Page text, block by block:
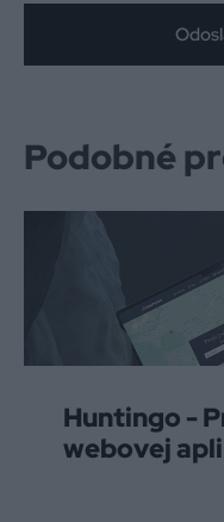
Podobné
Huntingo -
webovej